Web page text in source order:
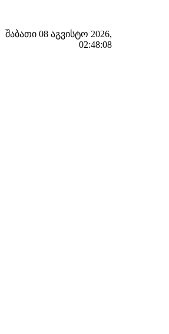
შაბათი 08 აგვისტო 2026,
02:48:09